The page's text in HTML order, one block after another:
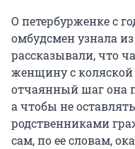
О петербурженке с
омбудсмен узнала
рассказывали, что
женщину с
отчаянный шаг она
а чтобы не
родственниками
сам, по ее словам,